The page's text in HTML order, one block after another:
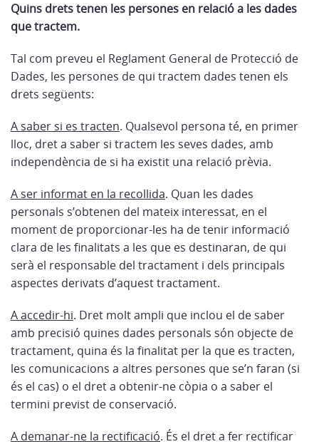
Quins drets tenen les persones en relació a les dades
que tractem.
Tal com preveu el Reglament General de Protecció de
Dades, les persones de qui tractem dades tenen els
drets següents:
A saber si es tracten. Qualsevol persona té, en primer
lloc, dret a saber si tractem les seves dades, amb
independència de si ha existit una relació prèvia.
A ser informat en la recollida. Quan les dades
personals s’obtenen del mateix interessat, en el
moment de proporcionar-les ha de tenir informació
clara de les finalitats a les que es destinaran, de qui
serà el responsable del tractament i dels principals
aspectes derivats d’aquest tractament.
A accedir-hi. Dret molt ampli que inclou el de saber
amb precisió quines dades personals són objecte de
tractament, quina és la finalitat per la que es tracten,
les comunicacions a altres persones que se’n faran (si
és el cas) o el dret a obtenir-ne còpia o a saber el
termini previst de conservació.
A demanar-ne la rectificació. És el dret a fer rectificar